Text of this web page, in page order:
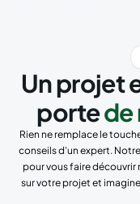
Un projet
portede
Rien ne remplace le
conseils d'un expert.
pour vous faire
sur votre projet et